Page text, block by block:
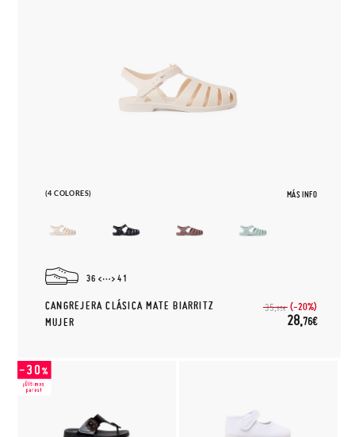
(4 COLORES) MÁS INFO
36 41
CANGREJERA CLÁSICA MATE BIARRITZ
MUJER
35,95€ (-20%)
28,76€